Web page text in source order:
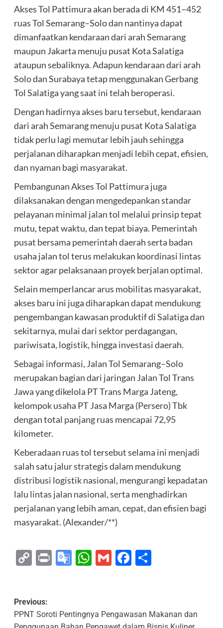
Akses Tol Pattimura akan berada di KM 451–452
ruas Tol Semarang–Solo dan nantinya dapat
dimanfaatkan kendaraan dari arah Semarang
maupun Jakarta menuju pusat Kota Salatiga
ataupun sebaliknya. Adapun kendaraan dari arah
Solo dan Surabaya tetap menggunakan Gerbang
Tol Salatiga yang saat ini telah beroperasi.
Dengan hadirnya akses baru tersebut, kendaraan
dari arah Semarang menuju pusat Kota Salatiga
tidak perlu lagi memutar lebih jauh sehingga
perjalanan diharapkan menjadi lebih cepat, efisien,
dan nyaman bagi masyarakat.
Pembangunan Akses Tol Pattimura juga
dilaksanakan dengan mengedepankan standar
pelayanan minimal jalan tol melalui prinsip tepat
mutu, tepat waktu, dan tepat biaya. Pemerintah
pusat bersama pemerintah daerah serta badan
usaha jalan tol terus melakukan koordinasi lintas
sektor agar pelaksanaan proyek berjalan optimal.
Selain memperlancar arus mobilitas masyarakat,
akses baru ini juga diharapkan dapat mendukung
pengembangan kawasan produktif di Salatiga dan
sekitarnya, mulai dari sektor perdagangan,
pariwisata, logistik, hingga investasi daerah.
Sebagai informasi, Jalan Tol Semarang–Solo
merupakan bagian dari jaringan Jalan Tol Trans
Jawa yang dikelola PT Trans Marga Jateng,
kelompok usaha PT Jasa Marga (Persero) Tbk
dengan total panjang ruas mencapai 72,95
kilometer.
Keberadaan ruas tol tersebut selama ini menjadi
salah satu jalur strategis dalam mendukung
distribusi logistik nasional, mengurangi kepadatan
lalu lintas jalan nasional, serta menghadirkan
perjalanan yang lebih aman, cepat, dan efisien bagi
masyarakat. (Alexander/**)
CopyPrintGoogle
WhatsApp
GmailFacebook
Share
Previous:
PPNT Soroti Pentingnya Pengawasan Makanan dan